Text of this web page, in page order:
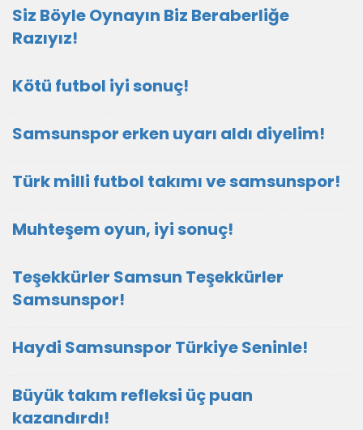
Siz Böyle Oynayın Biz Beraberliğe
Razıyız!
Kötü futbol iyi sonuç!
Samsunspor erken uyarı aldı diyelim!
Türk milli futbol takımı ve samsunspor!
Muhteşem oyun, iyi sonuç!
Teşekkürler Samsun Teşekkürler
Samsunspor!
Haydi Samsunspor Türkiye Seninle!
Büyük takım refleksi üç puan
kazandırdı!